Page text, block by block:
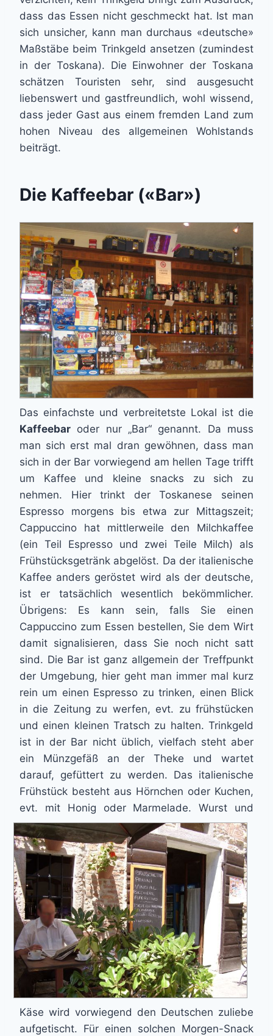
dass das Essen nicht geschmeckt hat. Ist man
sich unsicher, kann man durchaus «deutsche»
Maßstäbe beim Trinkgeld ansetzen (zumindest
in der Toskana). Die Einwohner der Toskana
schätzen Touristen sehr, sind ausgesucht
liebenswert und gastfreundlich, wohl wissend,
dass jeder Gast aus einem fremden Land zum
hohen Niveau des allgemeinen Wohlstands
beiträgt.
Die Kaffeebar («Bar»)
Das einfachste und verbreitetste Lokal ist die
Kaffeebar oder nur „Bar“ genannt. Da muss
man sich erst mal dran gewöhnen, dass man
sich in der Bar vorwiegend am hellen Tage trifft
um Kaffee und kleine snacks zu sich zu
nehmen. Hier trinkt der Toskanese seinen
Espresso morgens bis etwa zur Mittagszeit;
Cappuccino hat mittlerweile den Milchkaffee
(ein Teil Espresso und zwei Teile Milch) als
Frühstücksgetränk abgelöst. Da der italienische
Kaffee anders geröstet wird als der deutsche,
ist er tatsächlich wesentlich bekömmlicher.
Übrigens: Es kann sein, falls Sie einen
Cappuccino zum Essen bestellen, Sie dem Wirt
damit signalisieren, dass Sie noch nicht satt
sind. Die Bar ist ganz allgemein der Treffpunkt
der Umgebung, hier geht man immer mal kurz
rein um einen Espresso zu trinken, einen Blick
in die Zeitung zu werfen, evt. zu frühstücken
und einen kleinen Tratsch zu halten. Trinkgeld
ist in der Bar nicht üblich, vielfach steht aber
ein Münzgefäß an der Theke und wartet
darauf, gefüttert zu werden. Das italienische
Frühstück besteht aus Hörnchen oder Kuchen,
evt. mit Honig oder Marmelade. Wurst und
Käse wird vorwiegend den Deutschen zuliebe
aufgetischt. Für einen solchen Morgen-Snack